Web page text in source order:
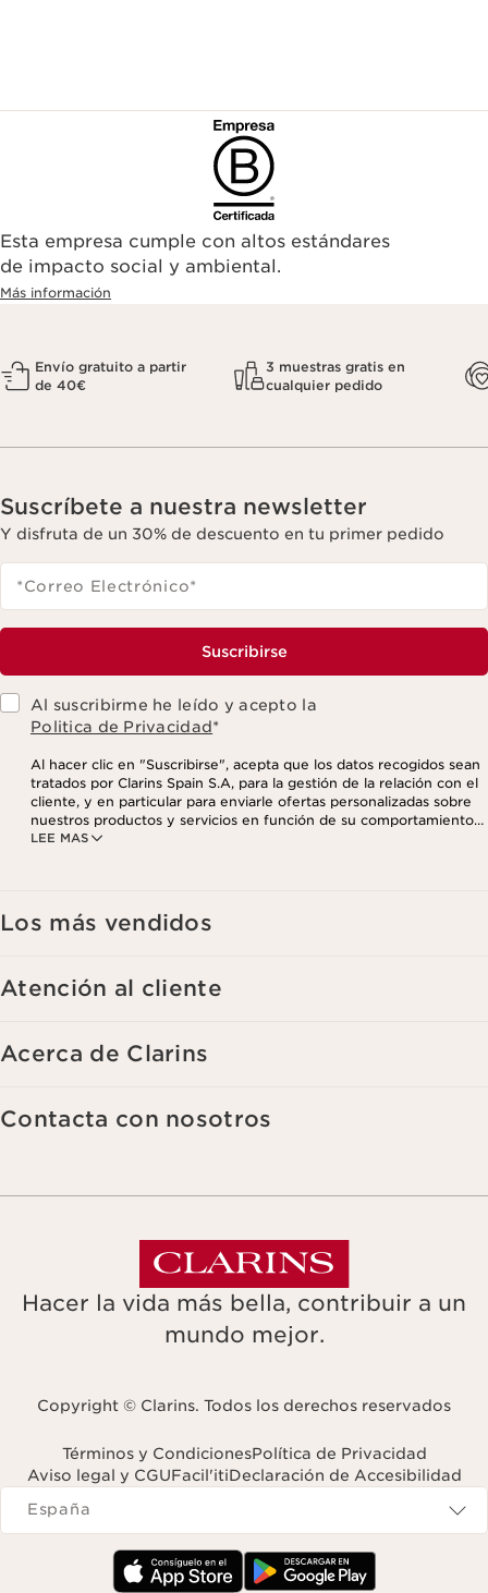
Esta empresa cumple con altos estándares
de impacto social y ambiental.
Más información
Envío gratuito a partir
de 40€
3 muestras gratis en
cualquier pedido
Suscríbete a nuestra newsletter
Y disfruta de un 30% de descuento en tu primer pedido
*Correo Electrónico*
Suscribirse
Al suscribirme he leído y acepto la
Politica de Privacidad*
LEE MAS
Al hacer clic en "Suscribirse", acepta que los datos recogidos sean
tratados por Clarins Spain S.A, para la gestión de la relación con el
cliente, y en particular para enviarle ofertas personalizadas sobre
nuestros productos y servicios en función de su comportamiento
de compra, sus hábitos y/o intereses, incluso mediante su
aparece en cada newsletter que reciba. Para más información
sobre la gestión de sus datos y sus derechos, consulte nuestra
Los más vendidos
Atención al cliente
Acerca de Clarins
Contacta con nosotros
Hacer la vida más bella, contribuir a un
mundo mejor.
Copyright © Clarins. Todos los derechos reservados
Términos y CondicionesPolítica de Privacidad
Aviso legal y CGUFacil'itiDeclaración de Accesibilidad
Navigates to
España